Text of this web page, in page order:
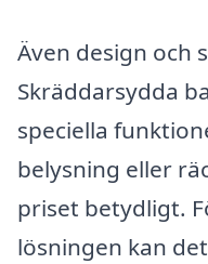
Även design och
Skräddarsydda
speciella
belysning eller
priset betydligt.
lösningen kan